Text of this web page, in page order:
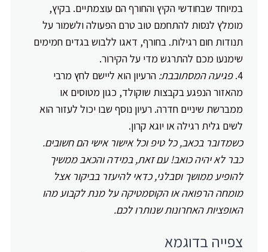
במיוחד שבחודשי הקיץ והחורף הם עוצמתיים. בקיץ,
מומלץ לנסות להתחמם טוב טרם הפעולה ולשמור על
תנודות חום רגילות. בחורף, דאגו ללבוש בגדים חמימים
שימנעו מכם להתרגש מדי על הקירור.
פגיעה המסתובבת: הרעיון הוא ליישם לחץ מרבי
מהאזור הנפגע בקבצות שוקולד, כגון מטוסים או
ממברשת שיניים חדרה. רעיון נוסף שבו יכול לעזור הוא
לשים גלית רגילה או יוגא קרון.
כשמדובר בכאב, כל טיפ וכל אישור אישי הם חשובים.
כבר לא יהיה כואב! עם זאת, במידה והכאב ממשיך
להופיע ממושך וסבלני, כדאי להיעזר בביקור אצל
מומחה הרפואה או הקוסמטיקה על מנת לקבוע מהו
האופציות האחרונות שנותרו לכם.
צפייה בדוגמא